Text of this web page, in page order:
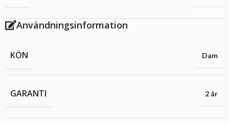
Användningsinformation
KÖN Dam
GARANTI 2 år